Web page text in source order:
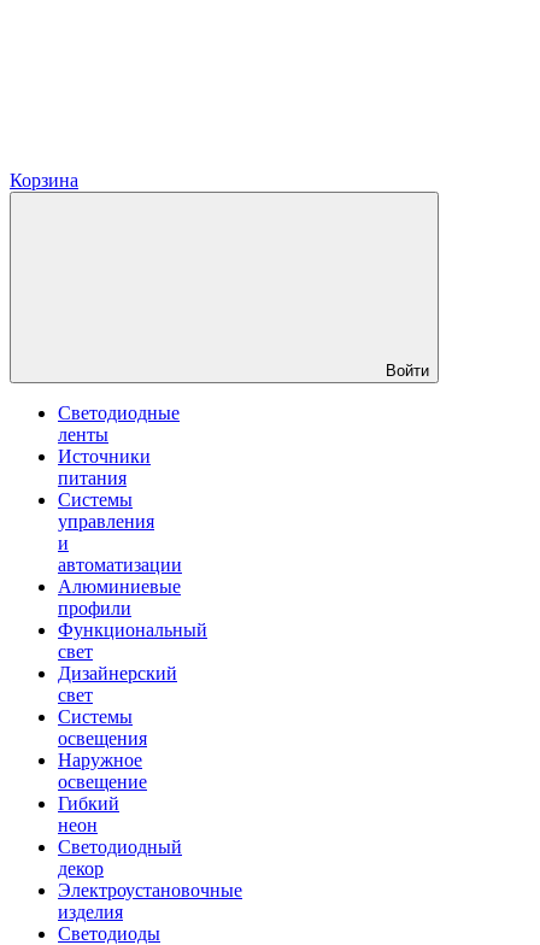
Корзина
Войти
Светодиодные
ленты
Источники
питания
Системы
управления
и
автоматизации
Алюминиевые
профили
Функциональный
свет
Дизайнерский
свет
Системы
освещения
Наружное
освещение
Гибкий
неон
Светодиодный
декор
Электроустановочные
изделия
Светодиоды